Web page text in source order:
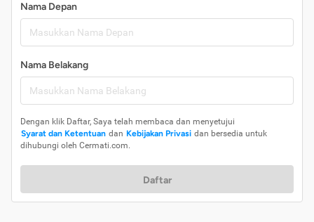
Nama Depan
Nama Belakang
Dengan klik Daftar, Saya telah membaca dan menyetujui
Syarat dan Ketentuan dan Kebijakan Privasi dan bersedia untuk
dihubungi oleh Cermati.com.
Daftar